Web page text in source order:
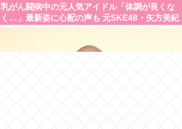
乳がん闘病中の元人気アイドル「体調が良くな
く…」最新姿に心配の声も 元SKE48・矢方美紀
に「無理せずに」「しっかり休んで」ファン